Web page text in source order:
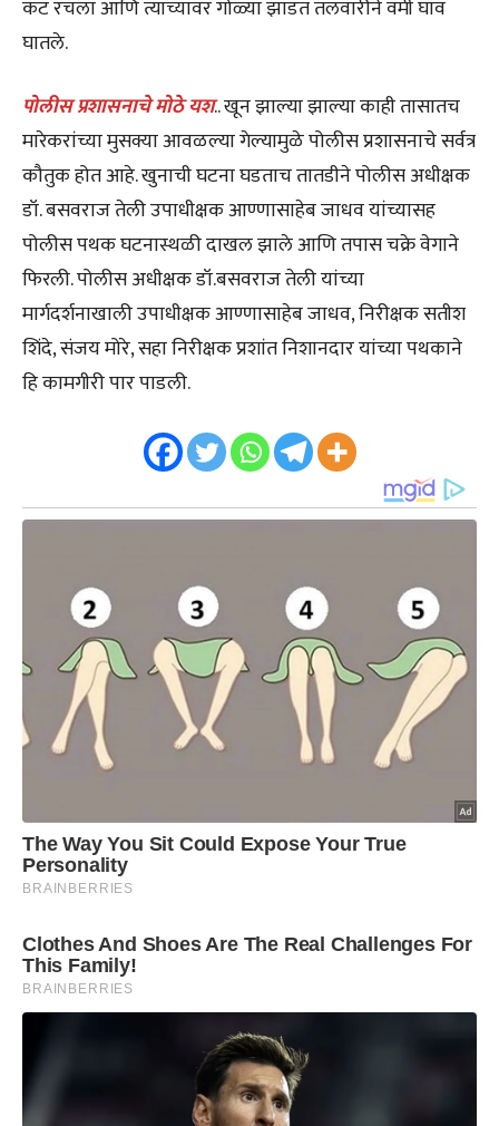
कट रचला आणि त्याच्यावर गोळ्या झाडत तलवारीने वर्मी घाव
घातले.
पोलीस प्रशासनाचे मोठे यश.. खून झाल्या झाल्या काही तासातच
मारेकरांच्या मुसक्या आवळल्या गेल्यामुळे पोलीस प्रशासनाचे सर्वत्र
कौतुक होत आहे. खुनाची घटना घडताच तातडीने पोलीस अधीक्षक
डॉ. बसवराज तेली उपाधीक्षक आण्णासाहेब जाधव यांच्यासह
पोलीस पथक घटनास्थळी दाखल झाले आणि तपास चक्रे वेगाने
फिरली. पोलीस अधीक्षक डॉ.बसवराज तेली यांच्या
मार्गदर्शनाखाली उपाधीक्षक आण्णासाहेब जाधव, निरीक्षक सतीश
शिंदे, संजय मोरे, सहा निरीक्षक प्रशांत निशानदार यांच्या पथकाने
हि कामगीरी पार पाडली.